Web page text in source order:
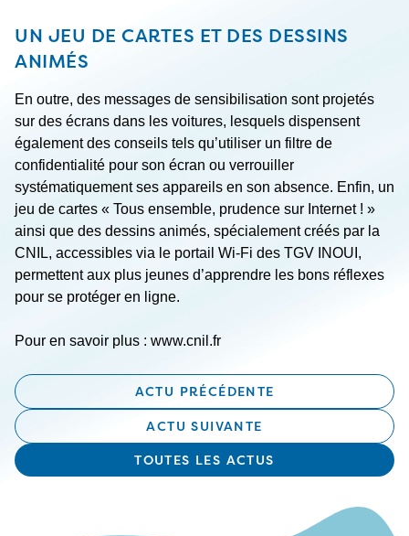
UN JEU DE CARTES ET DES DESSINS
ANIMÉS
En outre, des messages de sensibilisation sont projetés
sur des écrans dans les voitures, lesquels dispensent
également des conseils tels qu’utiliser un filtre de
confidentialité pour son écran ou verrouiller
systématiquement ses appareils en son absence. Enfin, un
jeu de cartes « Tous ensemble, prudence sur Internet ! »
ainsi que des dessins animés, spécialement créés par la
CNIL, accessibles via le portail Wi-Fi des TGV INOUI,
permettent aux plus jeunes d’apprendre les bons réflexes
pour se protéger en ligne.
Pour en savoir plus : www.cnil.fr
ACTU PRÉCÉDENTE
ACTU SUIVANTE
TOUTES LES ACTUS